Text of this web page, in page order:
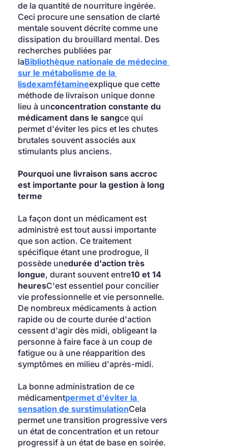
de la quantité de nourriture ingérée.
Ceci procure une sensation de clarté
mentale souvent décrite comme une
dissipation du brouillard mental. Des
recherches publiées par
laBibliothèque nationale de médecine
sur le métabolisme de la
lisdexamfétamineexplique que cette
méthode de livraison unique donne
lieu à unconcentration constante du
médicament dans le sangce qui
permet d'éviter les pics et les chutes
brutales souvent associés aux
stimulants plus anciens.
Pourquoi une livraison sans accroc
est importante pour la gestion à long
terme
La façon dont un médicament est
administré est tout aussi importante
que son action. Ce traitement
spécifique étant une prodrogue, il
possède unedurée d'action très
longue, durant souvent entre10 et 14
heuresC'est essentiel pour concilier
vie professionnelle et vie personnelle.
De nombreux médicaments à action
rapide ou de courte durée d'action
cessent d'agir dès midi, obligeant la
personne à faire face à un coup de
fatigue ou à une réapparition des
symptômes en milieu d'après-midi.
La bonne administration de ce
médicamentpermet d'éviter la
sensation de surstimulationCela
permet une transition progressive vers
un état de concentration et un retour
progressif à un état de base en soirée.